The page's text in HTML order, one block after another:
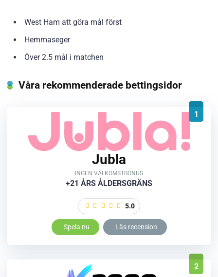
West Ham att göra mål först
Hemmaseger
Över 2.5 mål i matchen
Våra rekommenderade bettingsidor
1
Jubla
INGEN VÄLKOMSTBONUS
+21 ÅRS ÅLDERSGRÄNS
5.0
Spela nu Läs recension
2